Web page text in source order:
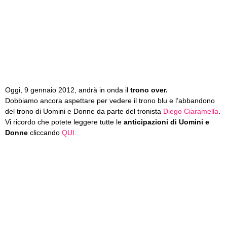
Oggi, 9 gennaio 2012, andrà in onda il trono over.
Dobbiamo ancora aspettare per vedere il trono blu e l’abbandono
del trono di Uomini e Donne da parte del tronista Diego Ciaramella
Vi ricordo che potete leggere tutte le anticipazioni di Uomini e
Donne cliccando QUI.